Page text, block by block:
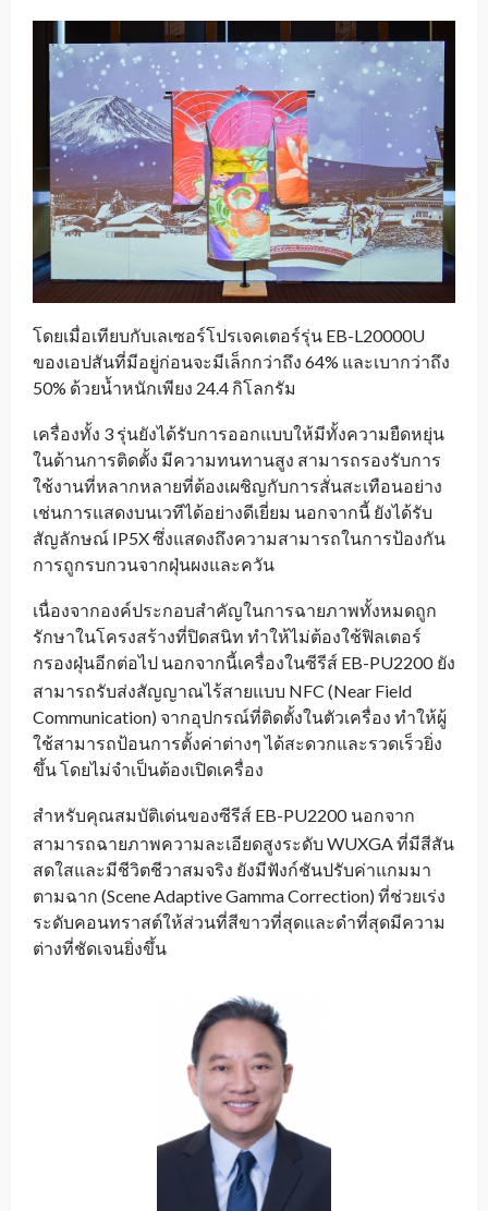
โดยเมื่อเทียบกับเลเซอร์โปรเจคเตอร์รุ่น EB-L20000U
ของเอปสันที่มีอยู่ก่อนจะมีเล็กกว่าถึง 64% และเบากว่าถึง
50% ด้วยน้ำหนักเพียง 24.4 กิโลกรัม
เครื่องทั้ง 3 รุ่นยังได้รับการออกแบบให้มีทั้งความยืดหยุ่น
ในด้านการติดตั้ง มีความทนทานสูง สามารถรองรับการ
ใช้งานที่หลากหลายที่ต้องเผชิญกับการสั่นสะเทือนอย่าง
เช่นการแสดงบนเวทีได้อย่างดีเยี่ยม นอกจากนี้ ยังได้รับ
สัญลักษณ์ IP5X ซึ่งแสดงถึงความสามารถในการป้องกัน
การถูกรบกวนจากฝุ่นผงและควัน
เนื่องจากองค์ประกอบสำคัญในการฉายภาพทั้งหมดถูก
รักษาในโครงสร้างที่ปิดสนิท ทำให้ไม่ต้องใช้ฟิลเตอร์
กรองฝุ่นอีกต่อไป นอกจากนี้เครื่องในซีรีส์ EB-PU2200_ ยัง
สามารถรับส่งสัญญาณไร้สายแบบ NFC (Near Field
Communication) จากอุปกรณ์ที่ติดตั้งในตัวเครื่อง ทำให้ผู้
ใช้สามารถป้อนการตั้งค่าต่างๆ ได้สะดวกและรวดเร็วยิ่ง
ขึ้น โดยไม่จำเป็นต้องเปิดเครื่อง
สำหรับคุณสมบัติเด่นของซีรีส์ EB-PU2200_ นอกจาก
สามารถฉายภาพความละเอียดสูงระดับ WUXGA ที่มีสีสัน
สดใสและมีชีวิตชีวาสมจริง ยังมีฟังก์ชันปรับค่าแกมมา
ตามฉาก (Scene Adaptive Gamma Correction) ที่ช่วยเร่ง
ระดับคอนทราสต์ให้ส่วนที่สีขาวที่สุดและดำที่สุดมีความ
ต่างที่ชัดเจนยิ่งขึ้น